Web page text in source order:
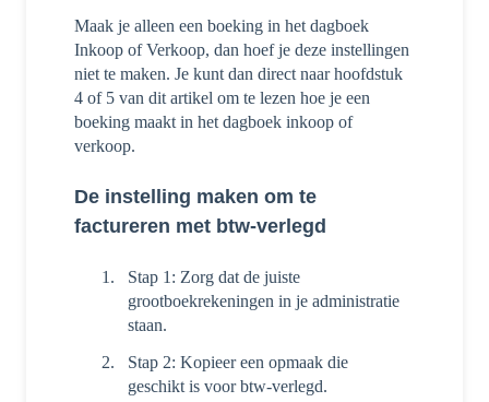
Maak je alleen een boeking in het dagboek
Inkoop of Verkoop, dan hoef je deze instellingen
niet te maken. Je kunt dan direct naar hoofdstuk
4 of 5 van dit artikel om te lezen hoe je een
boeking maakt in het dagboek inkoop of
verkoop.
De instelling maken om te
factureren met btw-verlegd
Stap 1: Zorg dat de juiste
grootboekrekeningen in je administratie
staan.
Stap 2: Kopieer een opmaak die
geschikt is voor btw-verlegd.